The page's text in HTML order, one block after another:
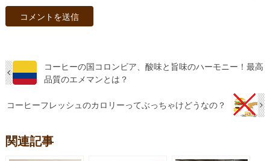
コーヒーの国コロンビア、酸味と旨味のハーモニー！最高
品質のエメマンとは？
コーヒーフレッシュのカロリーってぶっちゃけどうなの？
関連記事